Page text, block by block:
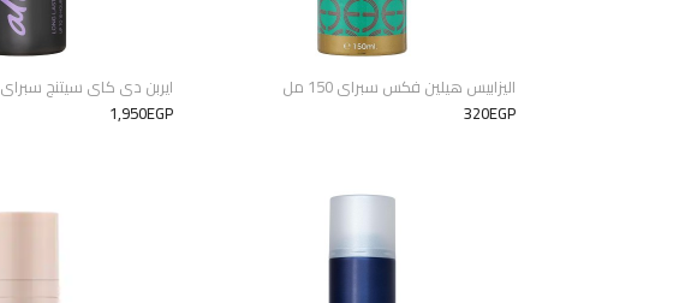
اليزابيس هيلين فكس سبراى 150 مل
320EGP
ايربن دى كاى سيتنج سبراى 118 مل
1,950EGP